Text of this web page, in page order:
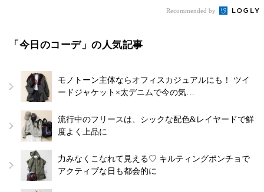
Recommended by
「今日のコーデ」の人気記事
モノトーン主体ならオフィスカジュアルにも！ ツイ
ードジャケット×太デニムで今の気…
流行中のフリースは、シックな配色&レイヤードで鮮
度よく上品に
力みなくこなれて見える♡ キルティングポンチョで
アクティブな日も都会的に